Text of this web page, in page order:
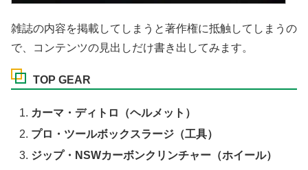
雑誌の内容を掲載してしまうと著作権に抵触してしまうの
で、コンテンツの見出しだけ書き出してみます。
TOP GEAR
カーマ・ディトロ（ヘルメット）
プロ・ツールボックスラージ（工具）
ジップ・NSWカーボンクリンチャー（ホイール）